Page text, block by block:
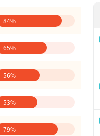
84%
65%
56%
53%
79%